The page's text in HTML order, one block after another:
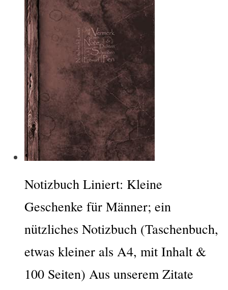
Notizbuch Liniert: Kleine
Geschenke für Männer; ein
nützliches Notizbuch (Taschenbuch,
etwas kleiner als A4, mit Inhalt &
100 Seiten) Aus unserem Zitate